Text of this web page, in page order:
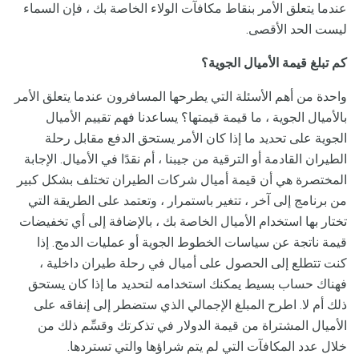
عندما يتعلق الأمر بنقاط مكافآت الولاء الخاصة بك ، فإن السماء
ليست الحد الأقصى.
كم تبلغ قيمة الأميال الجوية؟
واحدة من أهم الأسئلة التي يطرحها المسافرون عندما يتعلق الأمر
بالأميال الجوية ، ما قيمة قيمتها؟ يساعدنا فهم تقييم الأميال
الجوية على تحديد ما إذا كان الأمر يستحق الدفع مقابل رحلة
الطيران القادمة أو الترقية من جيبنا ، أم نقدًا في الأميال. الإجابة
المختصرة هي أن قيمة أميال شركات الطيران تختلف بشكل كبير
من برنامج إلى آخر ، تتغير باستمرار ، وتعتمد على الطريقة التي
تختار بها استخدام الأميال الخاصة بك ، بالإضافة إلى أي تخفيضات
قيمة ناتجة عن سياسات الخطوط الجوية أو عمليات الدمج. إذا
كنت تتطلع إلى الحصول على أميال في رحلة طيران داخلية ،
فهناك حساب بسيط يمكنك استخدامه لتحديد ما إذا كان يستحق
ذلك أم لا. اطرح المبلغ الإجمالي الذي ستضطر إلى إنفاقه على
الأميال المشتراة من قيمة الدولار في تذكرتك وقسِّم ذلك من
خلال عدد المكافآت التي لم يتم شراؤها والتي تستردها.